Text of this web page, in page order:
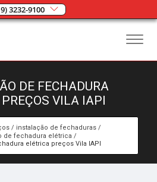
3232-9100
DE FECHADURA
VILA IAPI
instalação de fechaduras
de fechadura elétrica
elétrica preços Vila IAPI